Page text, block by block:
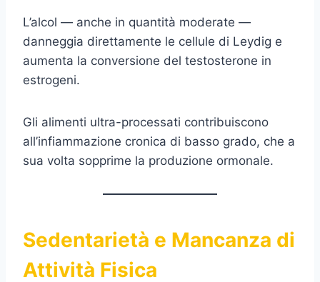
L’alcol — anche in quantità moderate —
danneggia direttamente le cellule di Leydig e
aumenta la conversione del testosterone in
estrogeni.
Gli alimenti ultra-processati contribuiscono
all’infiammazione cronica di basso grado, che a
sua volta sopprime la produzione ormonale.
Sedentarietà e Mancanza di
Attività Fisica